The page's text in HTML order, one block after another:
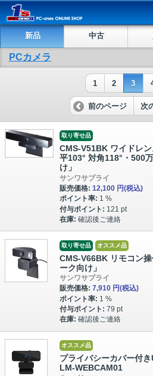
新品 中古
PCカメラ
1 2 3
前のページ 次
取り寄せ品
CMS-V51BK ワイドレ
平103° 対角118°・500
け」
サンワサプライ
販売価格: 12,100 円(税込)
ポイント率: 1 %
付与ポイント: 121 pt
在庫: 確認後ご連絡
取り寄せ品 オススメ品
CMS-V66BK リモコン
ーク向け」
サンワサプライ
販売価格: 7,910 円(税込)
ポイント率: 1 %
付与ポイント: 79 pt
在庫: 確認後ご連絡
オススメ品
プライバシーカバー付
LM-WEBCAM01